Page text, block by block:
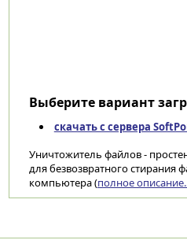
Выберите вариант
скачать с сервера
Уничтожитель файлов -
для безвозвратного стирания
компьютера (полное